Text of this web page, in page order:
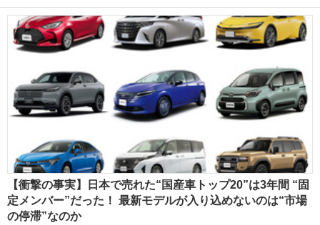
【衝撃の事実】日本で売れた“国産車トップ20”は3年間 “固
定メンバー”だった！ 最新モデルが入り込めないのは“市場
の停滞”なのか